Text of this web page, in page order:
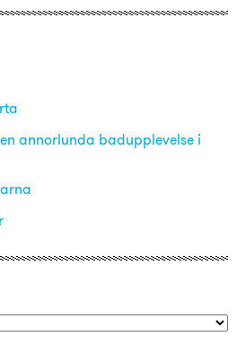
annorlunda badupplevelse i